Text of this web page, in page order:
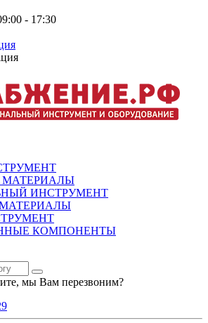
- 17:30
ИНСТРУМЕНТ
КОМПОНЕНТЫ
мы Вам перезвоним?